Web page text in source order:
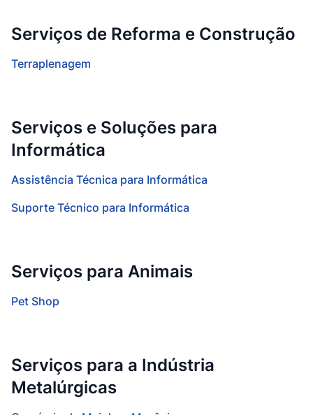
Serviços de Reforma e Construção
Terraplenagem
Serviços e Soluções para
Informática
Assistência Técnica para Informática
Suporte Técnico para Informática
Serviços para Animais
Pet Shop
Serviços para a Indústria
Metalúrgicas